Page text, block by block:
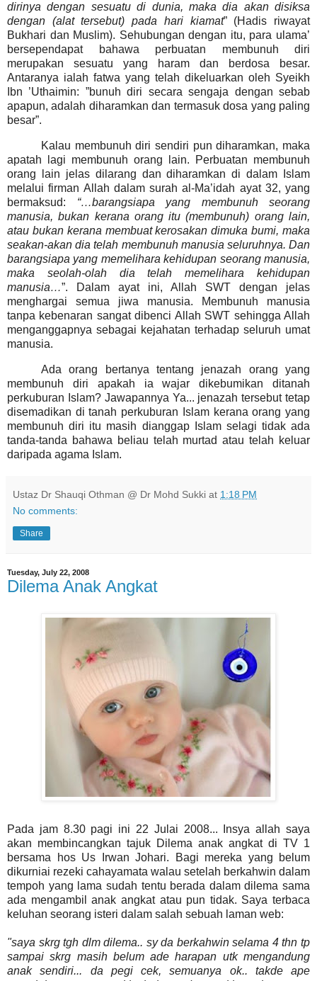
dirinya dengan sesuatu di dunia, maka dia akan disiksa
dengan (alat tersebut) pada hari kiamat” (Hadis riwayat
Bukhari dan Muslim). Sehubungan dengan itu, para ulama’
bersependapat bahawa perbuatan membunuh diri
merupakan sesuatu yang haram dan berdosa besar.
Antaranya ialah fatwa yang telah dikeluarkan oleh Syeikh
Ibn ’Uthaimin: ”bunuh diri secara sengaja dengan sebab
apapun, adalah diharamkan dan termasuk dosa yang paling
besar”.
Kalau membunuh diri sendiri pun diharamkan, maka
apatah lagi membunuh orang lain. Perbuatan membunuh
orang lain jelas dilarang dan diharamkan di dalam Islam
melalui firman Allah dalam surah al-Ma’idah ayat 32, yang
bermaksud: “…barangsiapa yang membunuh seorang
manusia, bukan kerana orang itu (membunuh) orang lain,
atau bukan kerana membuat kerosakan dimuka bumi, maka
seakan-akan dia telah membunuh manusia seluruhnya. Dan
barangsiapa yang memelihara kehidupan seorang manusia,
maka seolah-olah dia telah memelihara kehidupan
manusia…”.
Dalam ayat ini, Allah SWT dengan jelas
menghargai semua jiwa manusia. Membunuh manusia
tanpa kebenaran sangat dibenci Allah SWT sehingga Allah
menganggapnya sebagai kejahatan terhadap seluruh umat
manusia.
Ada orang bertanya tentang jenazah orang yang
membunuh diri apakah ia wajar dikebumikan ditanah
perkuburan Islam? Jawapannya Ya... jenazah tersebut tetap
disemadikan di tanah perkuburan Islam kerana orang yang
membunuh diri itu masih dianggap Islam selagi tidak ada
tanda-tanda bahawa beliau telah murtad atau telah keluar
daripada agama Islam.
Ustaz Dr Shauqi Othman @ Dr Mohd Sukki at 1:18 PM
No comments:
Share
Tuesday, July 22, 2008
Dilema Anak Angkat
Pada jam 8.30 pagi ini 22 Julai 2008... Insya allah saya
akan membincangkan tajuk Dilema anak angkat di TV 1
bersama hos Us Irwan Johari. Bagi mereka yang belum
dikurniai rezeki cahayamata walau setelah berkahwin dalam
tempoh yang lama sudah tentu berada dalam dilema sama
ada mengambil anak angkat atau pun tidak. Saya terbaca
keluhan seorang isteri dalam salah sebuah laman web:
"saya skrg tgh dlm dilema.. sy da berkahwin selama 4 thn tp
sampai skrg masih belum ade harapan utk mengandung
anak sendiri... da pegi cek, semuanya ok.. takde ape